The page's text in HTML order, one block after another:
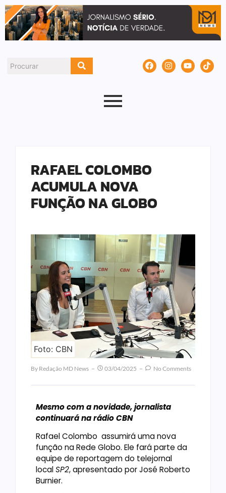
RAFAEL COLOMBO
ACUMULA NOVA
FUNÇÃO NA GLOBO
Foto: CBN
By Redação MD News 03/04/2025 No Comments
Mesmo com a novidade, jornalista
continuará na rádio CBN
Rafael Colombo assumirá uma nova
função na Rede Globo. Ele fará parte da
equipe de reportagem do telejornal
localSP2, apresentado por José Roberto
Burnier.